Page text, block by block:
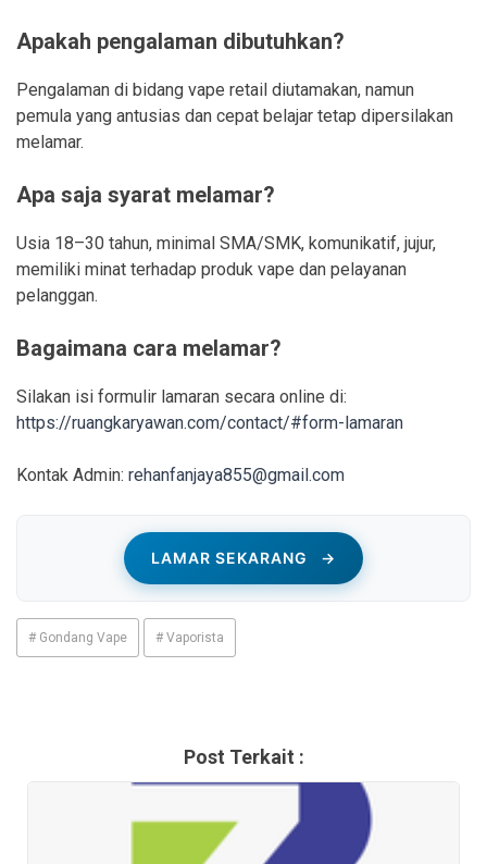
Apakah pengalaman dibutuhkan?
Pengalaman di bidang vape retail diutamakan, namun
pemula yang antusias dan cepat belajar tetap dipersilakan
melamar.
Apa saja syarat melamar?
Usia 18–30 tahun, minimal SMA/SMK, komunikatif, jujur,
memiliki minat terhadap produk vape dan pelayanan
pelanggan.
Bagaimana cara melamar?
Silakan isi formulir lamaran secara online di:
https://ruangkaryawan.com/contact/#form-lamaran
Kontak Admin: rehanfanjaya855@gmail.com
LAMAR SEKARANG →
# Gondang Vape # Vaporista
Post Terkait :